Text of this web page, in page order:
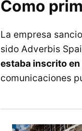
Como
La empresa
sido Adverbis
estaba inscrito en
comunicaciones